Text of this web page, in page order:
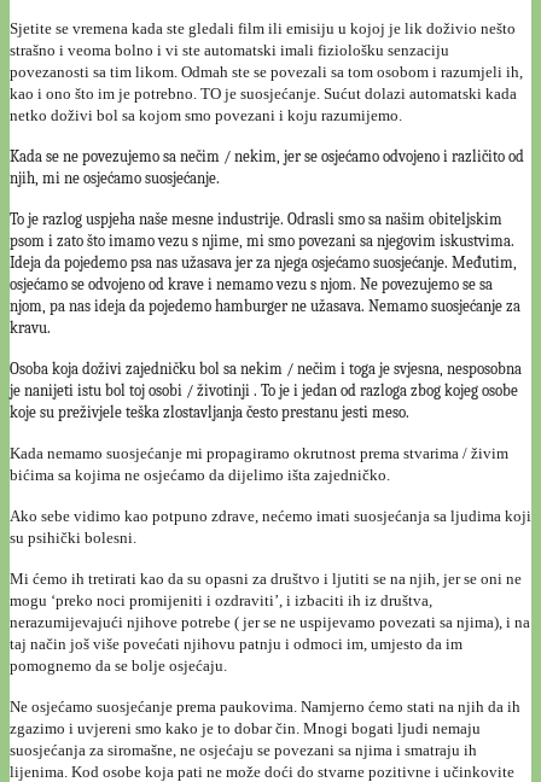
Sjetite se vremena kada ste gledali film ili emisiju u kojoj je lik doživio nešto
strašno i veoma bolno i vi ste automatski imali fiziološku senzaciju
povezanosti sa tim likom. Odmah ste se povezali sa tom osobom i razumjeli ih,
kao i ono što im je potrebno. TO je suosjećanje. Sućut dolazi automatski kada
netko doživi bol sa kojom smo povezani i koju razumijemo.
Kada se ne povezujemo sa nečim / nekim, jer se osjećamo odvojeno i različito od
njih, mi ne osjećamo suosjećanje.
To je razlog uspjeha naše mesne industrije. Odrasli smo sa našim obiteljskim
psom i zato što imamo vezu s njime, mi smo povezani sa njegovim iskustvima.
Ideja da pojedemo psa nas užasava jer za njega osjećamo suosjećanje. Međutim,
osjećamo se odvojeno od krave i nemamo vezu s njom. Ne povezujemo se sa
njom, pa nas ideja da pojedemo hamburger ne užasava. Nemamo suosjećanje za
kravu.
Osoba koja doživi zajedničku bol sa nekim / nečim i toga je svjesna, nesposobna
je nanijeti istu bol toj osobi / životinji . To je i jedan od razloga zbog kojeg osobe
koje su preživjele teška zlostavljanja često prestanu jesti meso.
Kada nemamo suosjećanje mi propagiramo okrutnost prema stvarima / živim
bićima sa kojima ne osjećamo da dijelimo išta zajedničko.
Ako sebe vidimo kao potpuno zdrave, nećemo imati suosjećanja sa ljudima koji
su psihički bolesni.
Mi ćemo ih tretirati kao da su opasni za društvo i ljutiti se na njih, jer se oni ne
mogu ‘preko noci promijeniti i ozdraviti’, i izbaciti ih iz društva,
nerazumijevajući njihove potrebe ( jer se ne uspijevamo povezati sa njima), i na
taj način još više povećati njihovu patnju i odmoci im, umjesto da im
pomognemo da se bolje osjećaju.
Ne osjećamo suosjećanje prema paukovima. Namjerno ćemo stati na njih da ih
zgazimo i uvjereni smo kako je to dobar čin. Mnogi bogati ljudi nemaju
suosjećanja za siromašne, ne osjećaju se povezani sa njima i smatraju ih
lijenima. Kod osobe koja pati ne može doći do stvarne pozitivne i učinkovite